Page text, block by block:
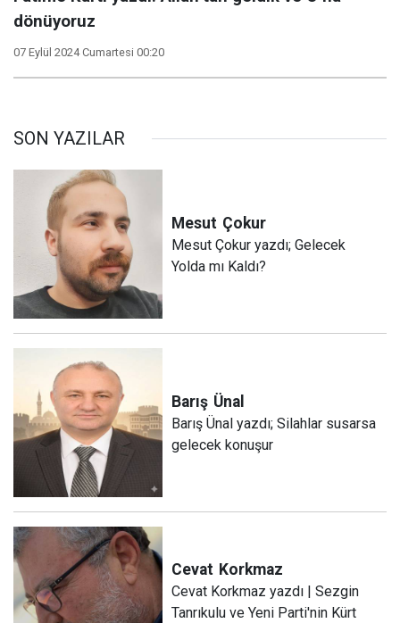
dönüyoruz
07 Eylül 2024 Cumartesi 00:20
SON YAZILAR
Mesut Çokur
Mesut Çokur yazdı; Gelecek
Yolda mı Kaldı?
Barış Ünal
Barış Ünal yazdı; Silahlar susarsa
gelecek konuşur
Cevat Korkmaz
Cevat Korkmaz yazdı | Sezgin
Tanrıkulu ve Yeni Parti'nin Kürt